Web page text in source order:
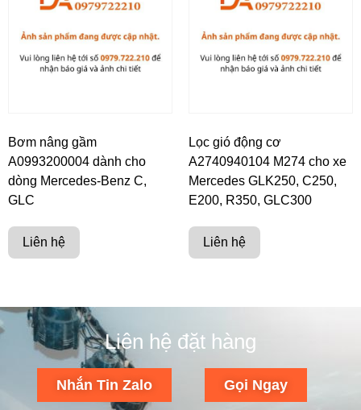
Bơm nâng gầm
A0993200004 dành cho
dòng Mercedes-Benz C,
GLC
Liên hệ
Lọc gió động cơ
A2740940104 M274 cho xe
Mercedes GLK250, C250,
E200, R350, GLC300
Liên hệ
Liên hệ đặt hàng
Nhắn Tin Zalo Gọi Ngay